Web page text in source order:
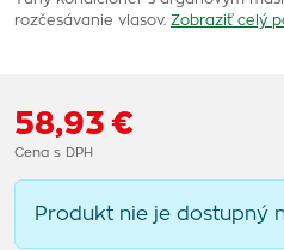
rozčesávanie vlasov. Zobraziť celý
58,93 €
Cena s DPH
Produkt nie je dostupný